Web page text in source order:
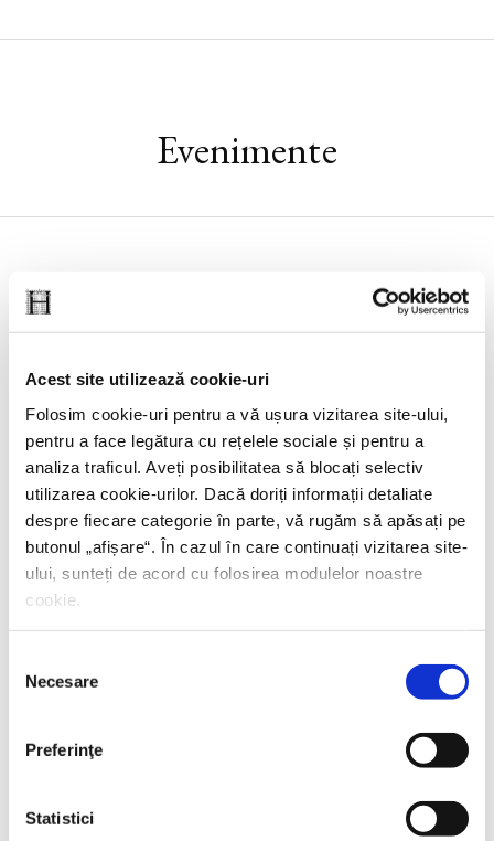
Acest site utilizează cookie-uri
Folosim cookie-uri pentru a vă ușura vizitarea site-ului,
pentru a face legătura cu rețelele sociale și pentru a
analiza traficul. Aveți posibilitatea să blocați selectiv
utilizarea cookie-urilor. Dacă doriți informații detaliate
despre fiecare categorie în parte, vă rugăm să apăsați pe
butonul „ afișare“. În cazul în care continuați vizitarea site-
ului, sunteți de acord cu folosirea modulelor noastre
cookie.
consimțământului
Necesare
Preferinţe
Statistici
Evenimente
23 IUNIE 2026, EDITURA HUMANITAS
cu Radu Paraschivescu, Dan Byron și Cristian
Preda
17 IUNIE 2026, EDITURA HUMANITAS FICTION
Lansare –Durerea nevăzutăde Giulia Caminito
Istoria societății umane, o perspectivă genetică.
Niraj Rai în dialog cu Mircea Iliescu și Corina
Negrea